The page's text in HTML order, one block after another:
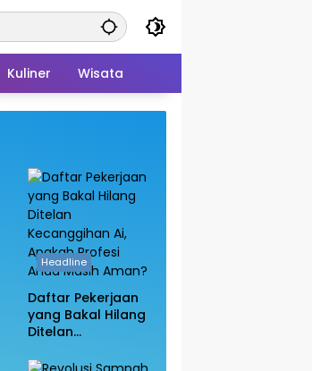
Kuliner Wisata
Headline
Daftar Pekerjaan
yang Bakal Hilang
Ditelan
Apakah Profesi